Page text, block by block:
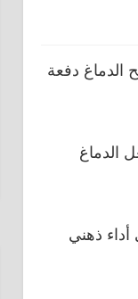
بعد الظهر تمنح الدماغ دفعة
الدماغ
أداء ذهني